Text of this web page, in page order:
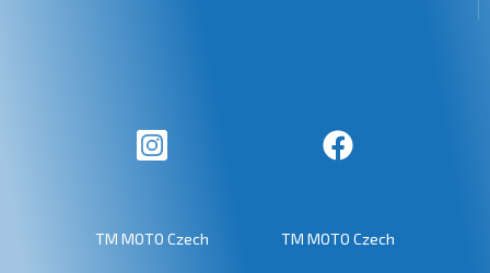
TM MOTO Czech TM MOTO Czech